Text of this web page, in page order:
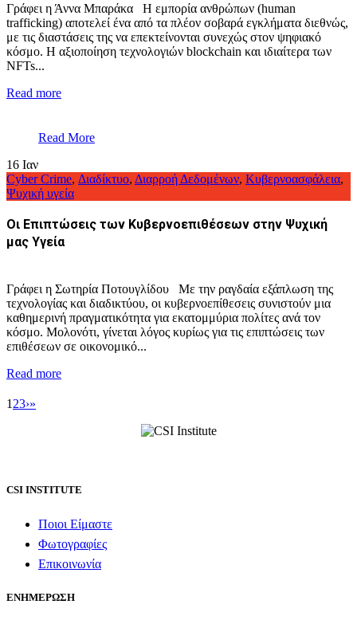
Γράφει η Άννα Μπαράκα Η εμπορία ανθρώπων (human
trafficking) αποτελεί ένα από τα πλέον σοβαρά εγκλήματα διεθνώς,
με τις διαστάσεις της να επεκτείνονται συνεχώς στον ψηφιακό
κόσμο. Η αξιοποίηση τεχνολογιών blockchain και ιδιαίτερα των
NFTs...
Read more
Read More
16 Ιαν
Cyber Crime, Διαδίκτυο, Διαρροή Δεδομένων, Κυβερνοασφάλεια,
Ψυχική υγεία
Οι Επιπτώσεις των Κυβερνοεπιθέσεων στην Ψυχική
μας Υγεία
Γράφει η Σωτηρία Ποτουγλίδου Με την ραγδαία εξάπλωση της
τεχνολογίας και διαδικτύου, οι κυβερνοεπίθεσεις συνιστούν μια
καθημερινή πραγματικότητα για εκατομμύρια πολίτες ανά τον
κόσμο. Μολονότι, γίνεται λόγος κυρίως για τις επιπτώσεις των
επιθέσεων σε οικονομικό...
Read more
123›»
CSI INSTITUTE
Ποιοι Είμαστε
Φωτογραφίες
Επικοινωνία
ΕΝΗΜΕΡΩΣΗ